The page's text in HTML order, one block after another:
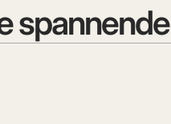
spannende